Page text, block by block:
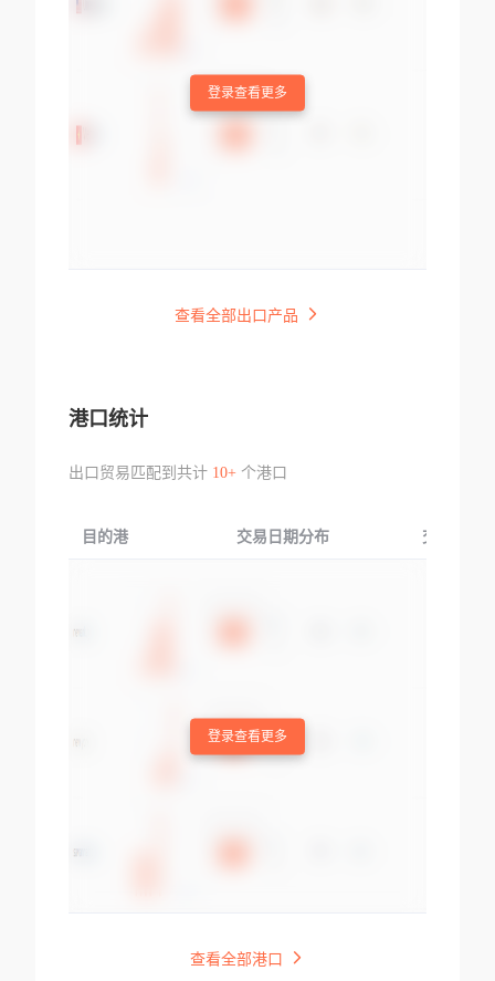
登录查看更多
查看全部出口产品
港口统计
出口贸易匹配到共计 10+个港口
目的港 交易日期分布 交易产品
登录查看更多
查看全部港口